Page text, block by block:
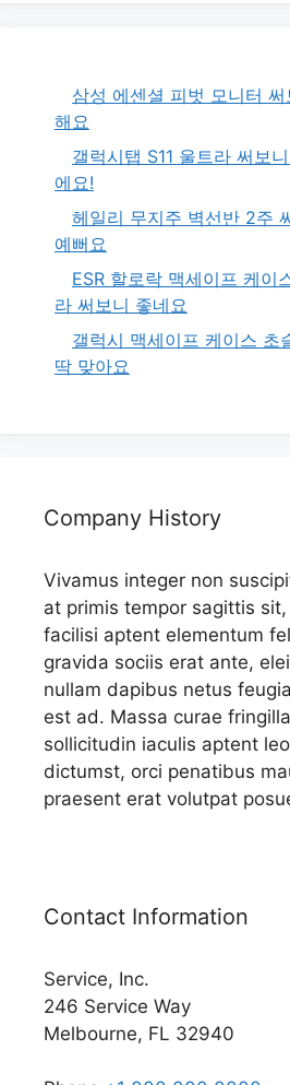
삼성 에센셜 피벗 모니터
해요
갤럭시탭 S11 울트라 써보
에요!
헤일리 무지주 벽선반 2주
예뻐요
ESR 할로락 맥세이프 케이
라 써보니 좋네요
갤럭시 맥세이프 케이스 초
딱 맞아요
Company History
Vivamus integer non
at primis tempor sagittis
facilisi aptent elementum
gravida sociis erat ante,
nullam dapibus netus
est ad. Massa curae
sollicitudin iaculis aptent
dictumst, orci penatibus
praesent erat volutpat
Contact Information
Service, Inc.
246 Service Way
Melbourne, FL 32940